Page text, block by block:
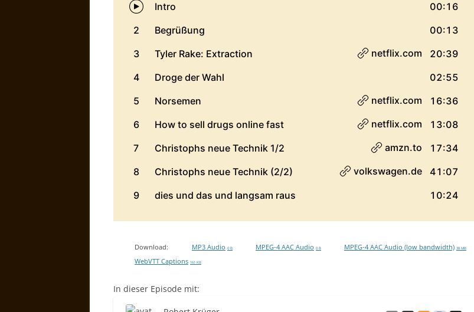
Download: MP3 Audio 0 B MPEG-4 AAC Audio 0 B MPEG-4 AAC Audio (low bandwidth) 38 MB
WebVTT Captions 161 KB
In dieser Episode mit: